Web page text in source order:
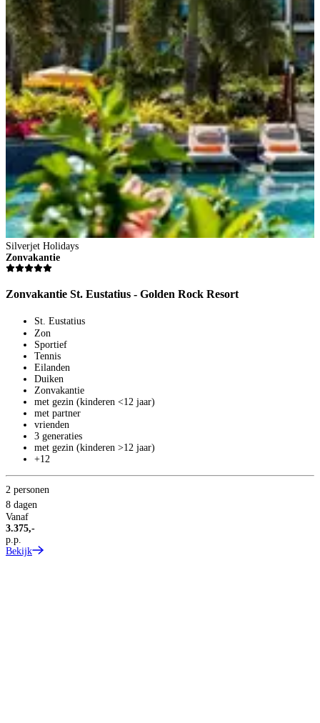
Silverjet Holidays
Zonvakantie
Zonvakantie St. Eustatius - Golden Rock Resort
St. Eustatius
Zon
Sportief
Tennis
Eilanden
Duiken
Zonvakantie
met gezin (kinderen <12 jaar)
met partner
vrienden
3 generaties
met gezin (kinderen >12 jaar)
+12
2 personen
8 dagen
Vanaf
3.375,-
p.p.
Bekijk